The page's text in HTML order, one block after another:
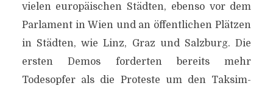
vielen europäischen Städten, ebenso vor dem
Parlament in Wien und an öffentlichen Plätzen
in Städten, wie Linz, Graz und Salzburg. Die
ersten Demos forderten bereits mehr
Todesopfer als die Proteste um den Taksim-